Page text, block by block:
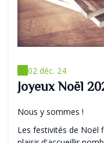
02 déc. 24
Joyeux Noël
Nous y sommes !
Les festivités de Noël